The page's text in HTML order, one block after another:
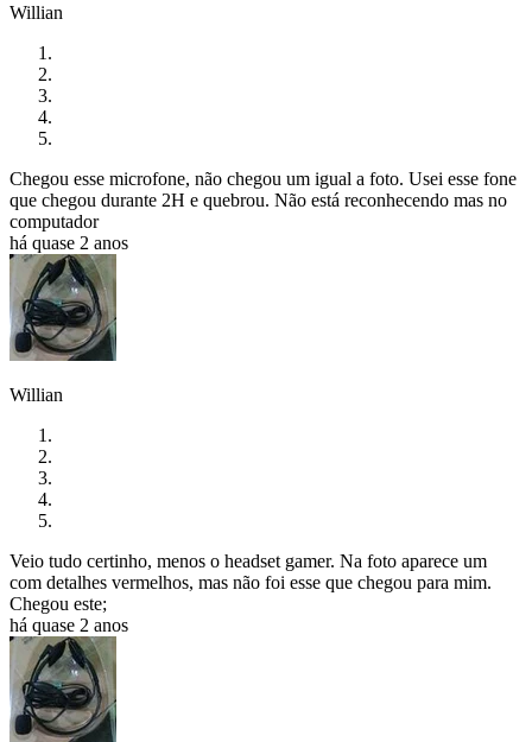
Willian
Chegou esse microfone, não chegou um igual a foto. Usei esse fone
que chegou durante 2H e quebrou. Não está reconhecendo mas no
computador
há quase 2 anos
Willian
Veio tudo certinho, menos o headset gamer. Na foto aparece um
com detalhes vermelhos, mas não foi esse que chegou para mim.
Chegou este;
há quase 2 anos